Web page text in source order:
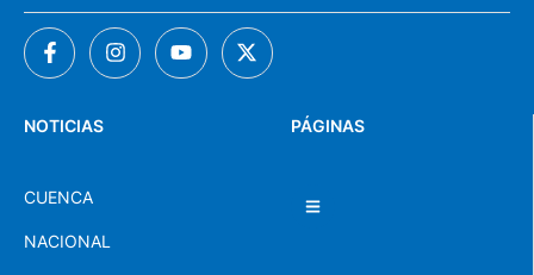
PÁGINAS
NOTICIAS
CUENCA
NACIONAL